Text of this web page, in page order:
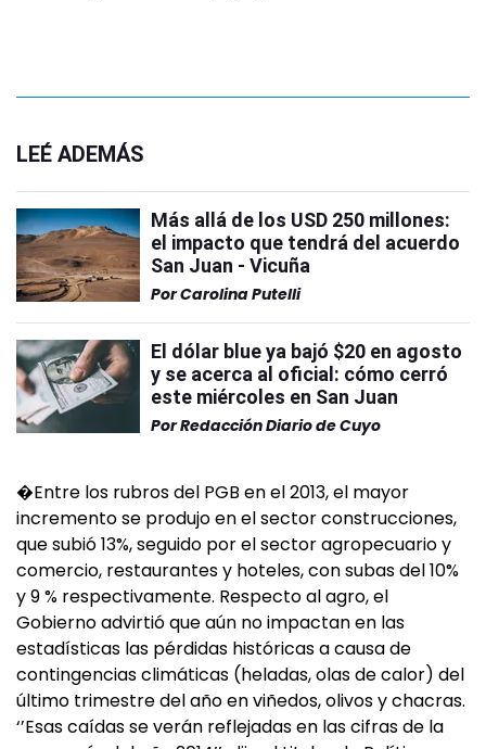
LEÉ ADEMÁS
Más allá de los USD 250 millones:
el impacto que tendrá del acuerdo
San Juan - Vicuña
PorCarolina Putelli
El dólar blue ya bajó $20 en agosto
y se acerca al oficial: cómo cerró
este miércoles en San Juan
PorRedacción Diario de Cuyo
�Entre los rubros del PGB en el 2013, el mayor
incremento se produjo en el sector construcciones,
que subió 13%, seguido por el sector agropecuario y
comercio, restaurantes y hoteles, con subas del 10%
y 9 % respectivamente. Respecto al agro, el
Gobierno advirtió que aún no impactan en las
estadísticas las pérdidas históricas a causa de
contingencias climáticas (heladas, olas de calor) del
último trimestre del año en viñedos, olivos y chacras.
‘’Esas caídas se verán reflejadas en las cifras de la